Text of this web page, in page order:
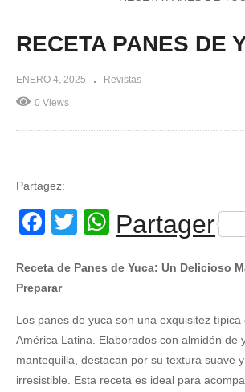
RECETA PANES DE
ENERO 4, 2025 Revistas
0 Views
Partagez:
Facebook
Twitter
WhatsApp
Partager
Receta de Panes de Yuca: Un Delicioso
Preparar
Los panes de yuca son una exquisitez
América Latina. Elaborados con almidón de
mantequilla, destacan por su textura suave
irresistible. Esta receta es ideal para